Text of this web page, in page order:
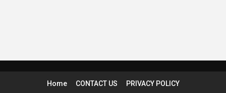
Home CONTACT US PRIVACY POLICY